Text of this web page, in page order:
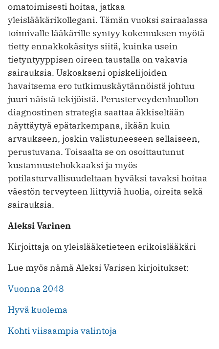
omatoimisesti hoitaa, jatkaa
yleislääkärikollegani. Tämän vuoksi sairaalassa
toimivalle lääkärille syntyy kokemuksen myötä
tietty ennakkokäsitys siitä, kuinka usein
tietyntyyppisen oireen taustalla on vakavia
sairauksia. Uskoakseni opiskelijoiden
havaitsema ero tutkimuskäytännöistä johtuu
juuri näistä tekijöistä. Perusterveydenhuollon
diagnostinen strategia saattaa äkkiseltään
näyttäytyä epätarkempana, ikään kuin
arvaukseen, joskin valistuneeseen sellaiseen,
perustuvana. Toisaalta se on osoittautunut
kustannustehokkaaksi ja myös
potilasturvallisuudeltaan hyväksi tavaksi hoitaa
väestön terveyteen liittyviä huolia, oireita sekä
sairauksia.
Aleksi Varinen
Kirjoittaja on yleislääketieteen erikoislääkäri
Lue myös nämä Aleksi Varisen kirjoitukset:
Vuonna 2048
Hyvä kuolema
Kohti viisaampia valintoja